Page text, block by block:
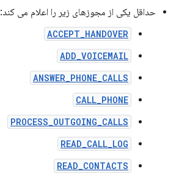
حداقل یکی از مجوزهای زیر را اعلام می کند:
ACCEPT_HANDOVER
ADD_VOICEMAIL
ANSWER_PHONE_CALLS
CALL_PHONE
PROCESS_OUTGOING_CALLS
READ_CALL_LOG
READ_CONTACTS